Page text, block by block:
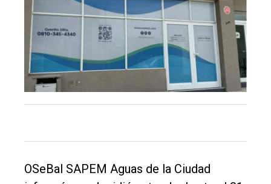
Balcarce
Inicio
Tendencia
Int.
General
Entrevistas
OSeBal SAPEM Aguas de la Ciudad